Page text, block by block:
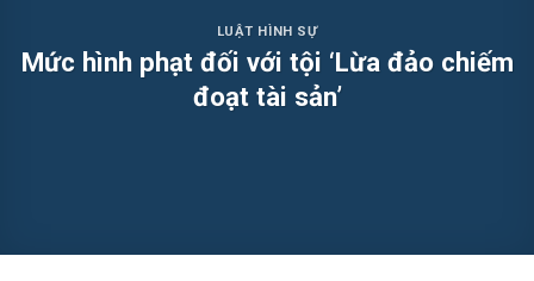
LUẬT HÌNH SỰ
Mức hình phạt đối với tội ‘Lừa đảo chiếm
đoạt tài sản’